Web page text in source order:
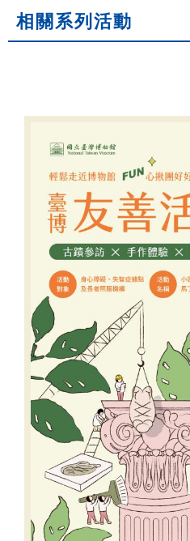
相關系列活動